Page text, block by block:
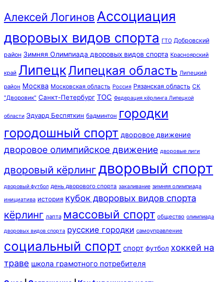
Алексей ЛогиновАссоциация
дворовых видов спорта ГТО Добровский
район Зимняя Олимпиада дворовых видов спорта Красноярский
край ЛипецкЛипецкая область Липецкий
район Москва Московская область Россия Рязанская область СК
"Дворовик" Санкт-Петербург ТОС Федерация кёрлинга Липецкой
области Эдуард Беспяткин бадминтон городки
городошный спорт дворовое движение
дворовое олимпийское движение дворовые лиги
дворовый кёрлинг дворовый спорт
дворовый футбол день дворового спорта закаливание зимняя олимпиада
инициатива история кубок дворовых видов спорта
кёрлинг лапта массовый спорт общество олимпиада
дворовых видов спорта русские городки самоуправление
социальный спорт спорт футбол хоккей на
траве школа грамотного потребителя